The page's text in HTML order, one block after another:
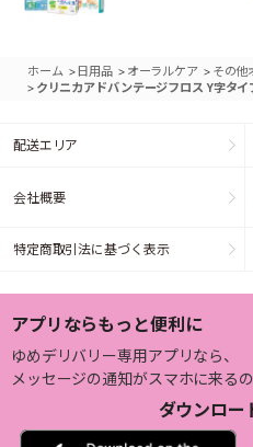
ホーム > 日用品 > オーラルケア > その他
> クリニカアドバンテージフロス Y字タイ
配送エリア
会社概要
特定商取引法に基づく表示
アプリならもっと便利に
ゆめデリバリー専用アプリなら、
メッセージの通知がスマホに来る
ダウンロー